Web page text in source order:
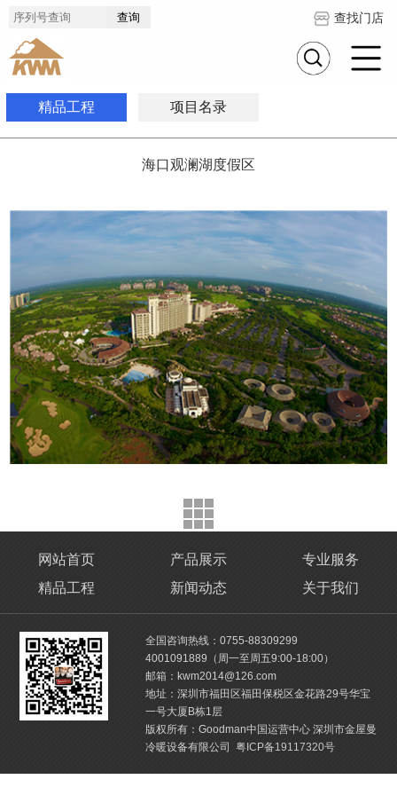
查找门店
精品工程 项目名录
海口观澜湖度假区
网站首页 产品展示
专业服务
精品工程
新闻动态 关于我们
全国咨询热线：0755-88309299
4001091889（周一至周五9:00-18:00）
邮箱：kwm2014@126.com
地址：深圳市福田区福田保税区金花路29号华宝
一号大厦B栋1层
版权所有：Goodman中国运营中心 深圳市金屋曼
冷暖设备有限公司 粤ICP备19117320号